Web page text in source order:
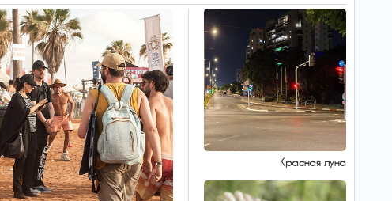
2,25.
03:21
Может ли
сломаться компьютер в
случае отказа от
обновления Windows
Пользователи чаще всего не
спешат обновлять операционную систему
Windows на своих компьютерах, однако это
может стать проблемой.
Вооруженное
нападение в Димоне,
тяжело ранен юноша
Красная луна